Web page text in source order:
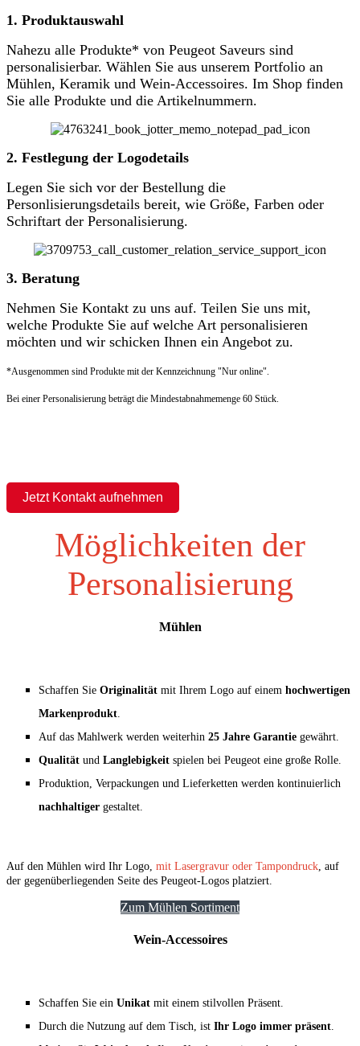
1. Produktauswahl
Nahezu alle Produkte* von Peugeot Saveurs sind
personalisierbar. Wählen Sie aus unserem Portfolio an
Mühlen, Keramik und Wein-Accessoires. Im Shop finden
Sie alle Produkte und die Artikelnummern.
2. Festlegung der Logodetails
Legen Sie sich vor der Bestellung die
Personlisierungsdetails bereit, wie Größe, Farben oder
Schriftart der Personalisierung.
3. Beratung
Nehmen Sie Kontakt zu uns auf. Teilen Sie uns mit,
welche Produkte Sie auf welche Art personalisieren
möchten und wir schicken Ihnen ein Angebot zu.
*Ausgenommen sind Produkte mit der Kennzeichnung "Nur online".
Bei einer Personalisierung beträgt die Mindestabnahmemenge 60 Stück.
Jetzt Kontakt aufnehmen
Möglichkeiten der
Personalisierung
Mühlen
Schaffen Sie Originalität mit Ihrem Logo auf einem hochwertigen
Markenprodukt.
Auf das Mahlwerk werden weiterhin 25 Jahre Garantie gewährt.
Qualität und Langlebigkeit spielen bei Peugeot eine große Rolle.
Produktion, Verpackungen und Lieferketten werden kontinuierlich
nachhaltiger gestaltet.
Auf den Mühlen wird Ihr Logo, mit Lasergravur oder Tampondruck, auf
der gegenüberliegenden Seite des Peugeot-Logos platziert.
Zum Mühlen Sortiment
Wein-Accessoires
Schaffen Sie ein Unikat mit einem stilvollen Präsent.
Durch die Nutzung auf dem Tisch, ist Ihr Logo immer präsent.